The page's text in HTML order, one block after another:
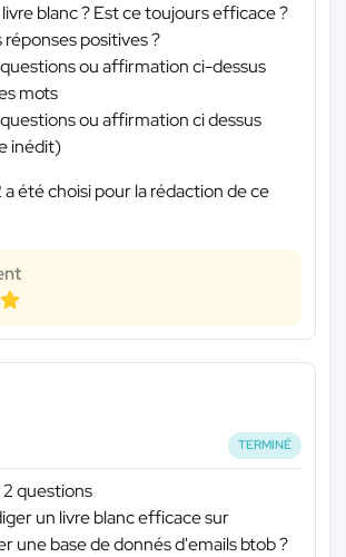
blanc ? Est ce toujours efficace ?
réponses positives ?
ou affirmation ci-dessus
mots
ou affirmation ci dessus
inédit)
été choisi pour la rédaction de ce
TERMINÉ
questions
un livre blanc efficace sur
une base de donnés d'emails btob ?